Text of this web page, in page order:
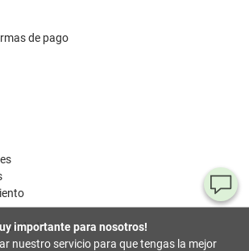
de pago
importante para nosotros!
nuestro servicio para que tengas la mejor